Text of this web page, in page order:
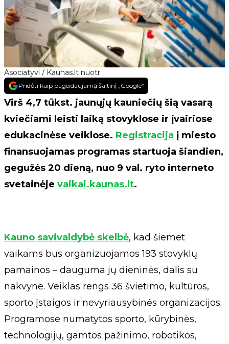
Asociatyvi / Kaunas.lt nuotr.
Pridėti kaip pageidaujamą šaltinį „Google“
Virš 4,7 tūkst. jaunųjų kauniečių šią vasarą
kviečiami leisti laiką stovyklose ir įvairiose
edukacinėse veiklose. Registracija į miesto
finansuojamas programas startuoja šiandien,
gegužės 20 dieną, nuo 9 val. ryto interneto
svetainėje vaikai.kaunas.lt.
Kauno savivaldybė skelbė, kad šiemet
vaikams bus organizuojamos 193 stovyklų
pamainos – dauguma jų dieninės, dalis su
nakvyne. Veiklas rengs 36 švietimo, kultūros,
sporto įstaigos ir nevyriausybinės organizacijos.
Programose numatytos sporto, kūrybinės,
technologijų, gamtos pažinimo, robotikos,